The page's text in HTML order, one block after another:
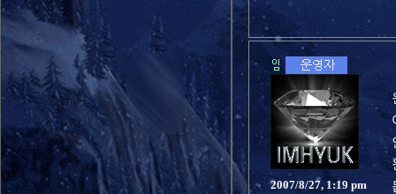
2007/8/27, 1:19 pm